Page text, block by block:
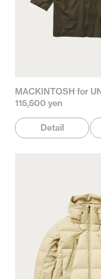
115,500 yen
Detail